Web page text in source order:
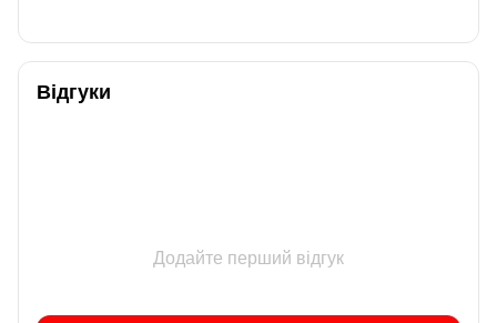
Відгуки
Додайте перший відгук